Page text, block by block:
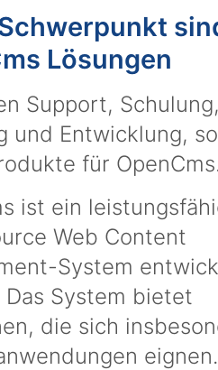
Lösungen
Support, Schulung,
und Entwicklung,
für
ist ein
Web Content
System
Das System bietet
die sich
eignen.